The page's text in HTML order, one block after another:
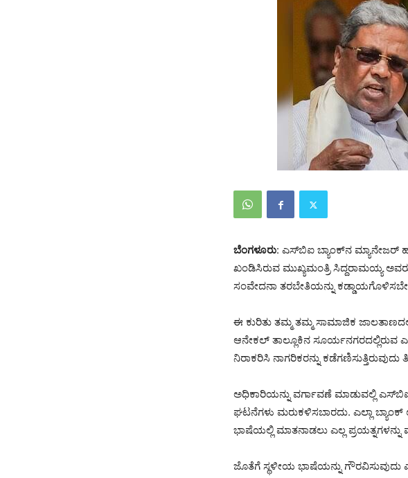
ಬೆಂಗಳೂರು: ಎಸ್‌ಬಿಐ ಬ್ಯಾಂಕ್‌ನ ಮ್ಯಾನೇಜರ್‌
ಖಂಡಿಸಿರುವ ಮುಖ್ಯಮಂತ್ರಿ ಸಿದ್ದರಾಮಯ್ಯ ಅವರು,
ಸಂವೇದನಾ ತರಬೇತಿಯನ್ನು
ಈ ಕುರಿತು ತಮ್ಮ ತಮ್ಮ ಸಾಮಾಜಿಕ
ಆನೇಕಲ್ ತಾಲ್ಲೂಕಿನ ಸೂರ್ಯನಗರದಲ್ಲಿರುವ
ನಿರಾಕರಿಸಿ ನಾಗರಿಕರನ್ನು ಕಡೆಗಣಿಸುತ್ತಿರುವುದು
ಅಧಿಕಾರಿಯನ್ನು ವರ್ಗಾವಣೆ ಮಾಡುವಲ್ಲಿ
ಘಟನೆಗಳು ಮರುಕಳಿಸಬಾರದು. ಎಲ್ಲಾ
ಭಾಷೆಯಲ್ಲಿ ಮಾತನಾಡಲು ಎಲ್ಲ ಪ್ರಯತ್ನಗಳನ್ನು
ಜೊತೆಗೆ ಸ್ಥಳೀಯ ಭಾಷೆಯನ್ನು ಗೌರವಿಸುವುದು